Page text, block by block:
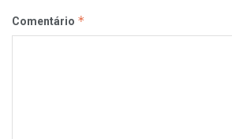
Comentário *